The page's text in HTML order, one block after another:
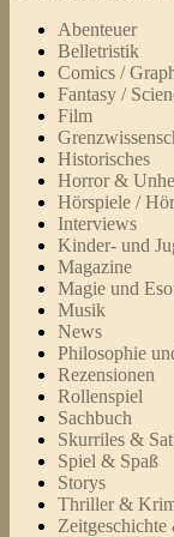
Abenteuer
Belletristik
Comics /
Fantasy /
Film
Historisches
Horror &
Hörspiele /
Interviews
Kinder- und
Magazine
Magie und
Musik
News
Philosophie
Rezensionen
Rollenspiel
Sachbuch
Skurriles &
Spiel & Spaß
Storys
Thriller &